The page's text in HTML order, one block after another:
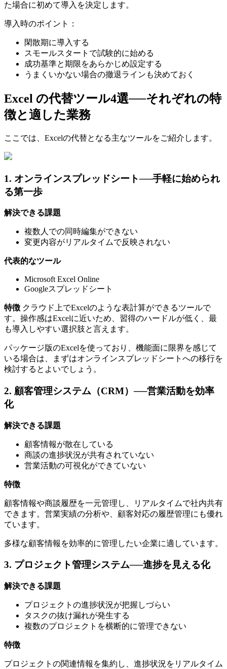
た場合に初めて導入を決定します。
導入時のポイント：
閑散期に導入する
スモールスタートで試験的に始める
成功基準と期限をあらかじめ設定する
うまくいかない場合の撤退ラインも決めておく
Excel の代替ツール4選──それぞれの特
徴と適した業務
ここでは、Excelの代替となる主なツールをご紹介します。
1. オンラインスプレッドシート──手軽に始められ
る第一歩
解決できる課題
複数人での同時編集ができない
変更内容がリアルタイムで反映されない
代表的なツール
Microsoft Excel Online
Googleスプレッドシート
特徴 クラウド上でExcelのような表計算ができるツールで
す。操作感はExcelに近いため、習得のハードルが低く、最
も導入しやすい選択肢と言えます。
パッケージ版のExcelを使っており、機能面に限界を感じて
いる場合は、まずはオンラインスプレッドシートへの移行を
検討するとよいでしょう。
2. 顧客管理システム（CRM）──営業活動を効率
化
解決できる課題
顧客情報が散在している
商談の進捗状況が共有されていない
営業活動の可視化ができていない
特徴
顧客情報や商談履歴を一元管理し、リアルタイムで社内共有
できます。営業実績の分析や、顧客対応の履歴管理にも優れ
ています。
多様な顧客情報を効率的に管理したい企業に適しています。
3. プロジェクト管理システム──進捗を見える化
解決できる課題
プロジェクトの進捗状況が把握しづらい
タスクの抜け漏れが発生する
複数のプロジェクトを横断的に管理できない
特徴
プロジェクトの関連情報を集約し、進捗状況をリアルタイム